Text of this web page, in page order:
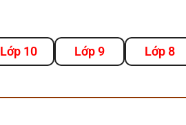
Lớp 10 Lớp 9 Lớp 8